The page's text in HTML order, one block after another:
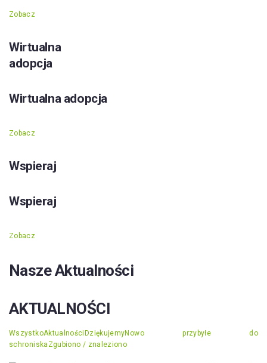
Zobacz
Wirtualna
adopcja
Wirtualna adopcja
Zobacz
Wspieraj
Wspieraj
Zobacz
Nasze Aktualności
AKTUALNOŚCI
WszystkoAktualności DziękujemyNowo przybyłe do
schroniska Zgubiono / znaleziono